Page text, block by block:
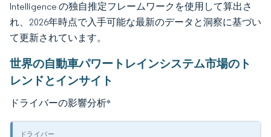
Intelligence の独自推定フレームワークを使用して算出さ
れ、2026年時点で入手可能な最新のデータと洞察に基づい
て更新されています。
世界の自動車パワートレインシステム市場のト
レンドとインサイト
ドライバーの影響分析*